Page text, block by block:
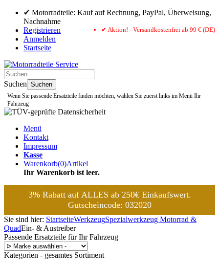
✔ Motorradteile: Kauf auf Rechnung, PayPal, Überweisung,
Nachnahme
✔ Aktion! - Versandkostenfrei ab 99 € (DE)
Registrieren
Anmelden
Startseite
Suchen Suchen
Wenn Sie passende Ersatzteile finden möchten, wählen Sie zuerst links im Menü Ihr
Fahrzeug
Menü
Kontakt
Impressum
Kasse
Warenkorb(0)Artikel
Ihr Warenkorb ist leer.
3% Rabatt auf ALLES ab 250€ Einkaufswert.
Gutscheincode: 032020
Sie sind hier: StartseiteWerkzeugSpezialwerkzeug Motorrad &
QuadEin- & Austreiber
Passende Ersatzteile für Ihr Fahrzeug
Kategorien - gesamtes Sortiment